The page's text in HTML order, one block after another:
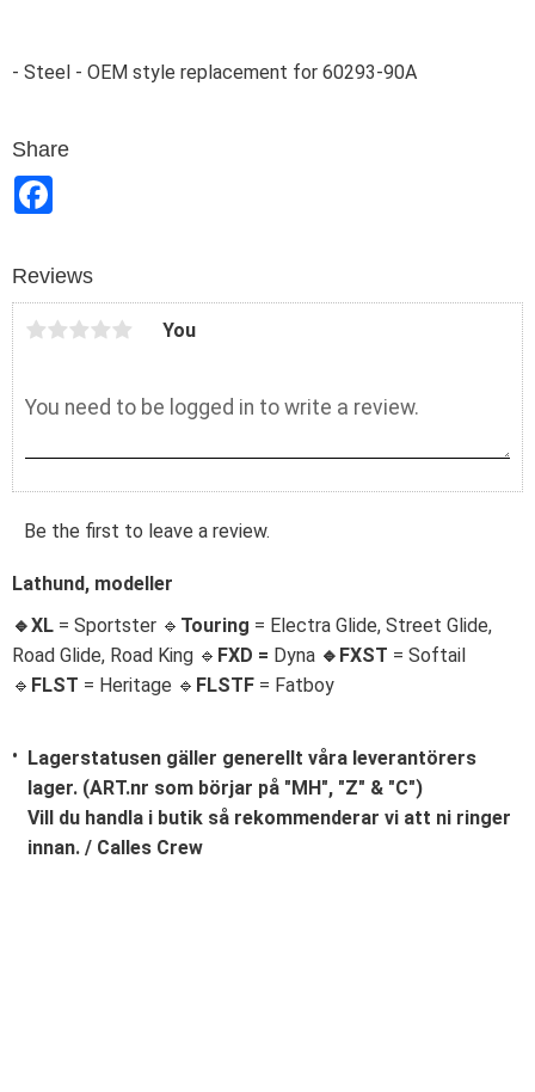
- Steel - OEM style replacement for 60293-90A
Share
o
o
k
Reviews
You
Be the first to leave a review.
Lathund, modeller
🔹XL = Sportster 🔹 Touring = Electra Glide, Street Glide,
Road Glide, Road King 🔹 FXD = Dyna 🔹 FXST = Softail
🔹 FLST = Heritage 🔹 FLSTF = Fatboy
Lagerstatusen gäller generellt våra leverantörers
lager. (ART.nr som börjar på "MH", "Z" & "C")
Vill du handla i butik så rekommenderar vi att ni ringer
innan. / Calles Crew